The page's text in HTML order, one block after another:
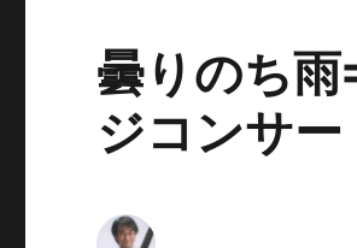
曇りのち
ジコンサー